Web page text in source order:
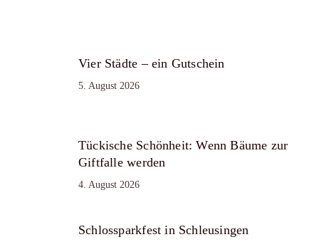
Vier Städte – ein Gutschein
5. August 2026
Tückische Schönheit: Wenn Bäume zur
Giftfalle werden
4. August 2026
Schlossparkfest in Schleusingen